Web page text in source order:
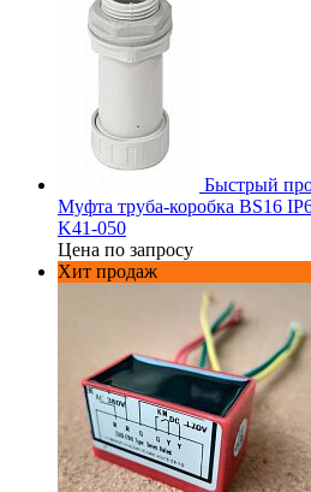
Быстрый
Муфта труба-коробка BS16
K41-050
Цена по запросу
Хит продаж